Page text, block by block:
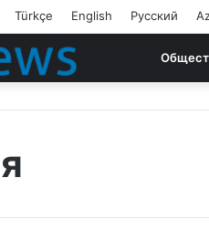
Türkçe English Русский